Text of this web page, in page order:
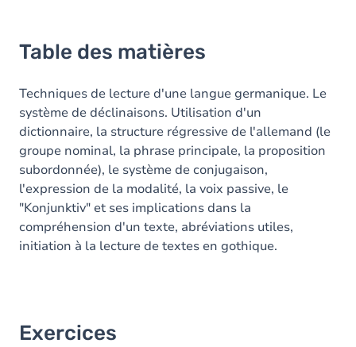
Table des matières
Techniques de lecture d'une langue germanique. Le
système de déclinaisons. Utilisation d'un
dictionnaire, la structure régressive de l'allemand (le
groupe nominal, la phrase principale, la proposition
subordonnée), le système de conjugaison,
l'expression de la modalité, la voix passive, le
"Konjunktiv" et ses implications dans la
compréhension d'un texte, abréviations utiles,
initiation à la lecture de textes en gothique.
Exercices